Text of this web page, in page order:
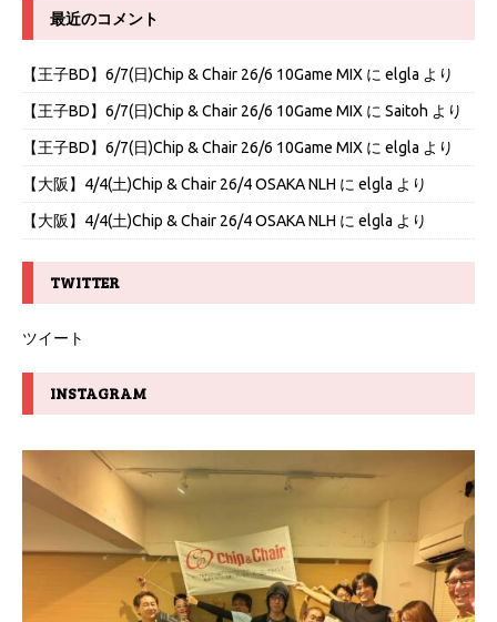
最近のコメント
【王子BD】6/7(日)Chip & Chair 26/6 10Game MIX に elgla より
【王子BD】6/7(日)Chip & Chair 26/6 10Game MIX に Saitoh より
【王子BD】6/7(日)Chip & Chair 26/6 10Game MIX に elgla より
【大阪】4/4(土)Chip & Chair 26/4 OSAKA NLH に elgla より
【大阪】4/4(土)Chip & Chair 26/4 OSAKA NLH に elgla より
TWITTER
ツイート
INSTAGRAM